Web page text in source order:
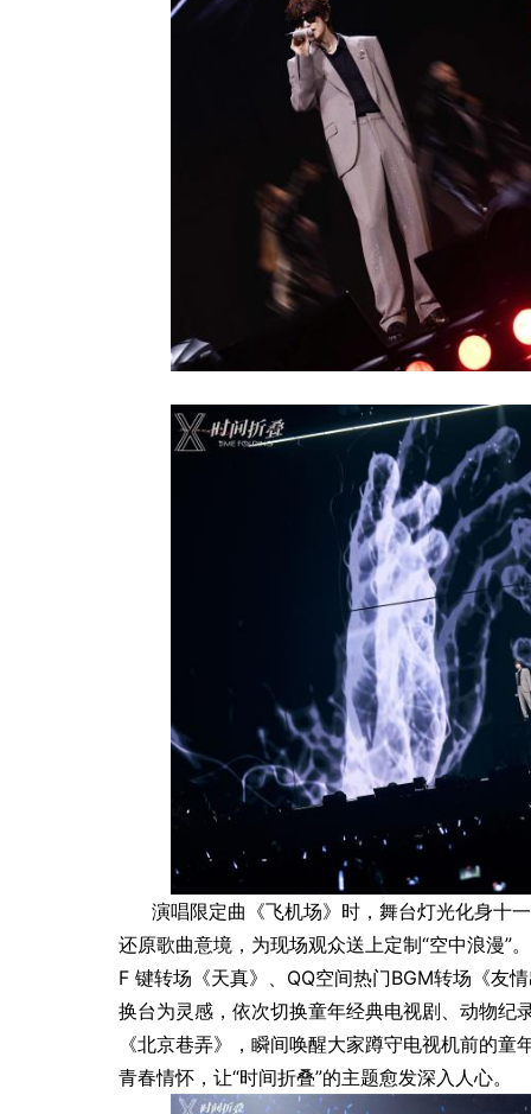
演唱限定曲《飞机场》时，舞台灯光化身十
还原歌曲意境，为现场观众送上定制“空中浪漫”
F 键转场《天真》、QQ空间热门BGM转场《
换台为灵感，依次切换童年经典电视剧、动物纪
《北京巷弄》，瞬间唤醒大家蹲守电视机前的
青春情怀，让“时间折叠”的主题愈发深入人心。